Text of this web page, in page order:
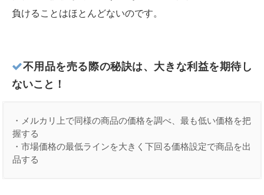
負けることはほとんどないのです。
不用品を売る際の秘訣は、大きな利益を期待し
ないこと！
・メルカリ上で同様の商品の価格を調べ、最も低い価格を把
握する
・市場価格の最低ラインを大きく下回る価格設定で商品を出
品する